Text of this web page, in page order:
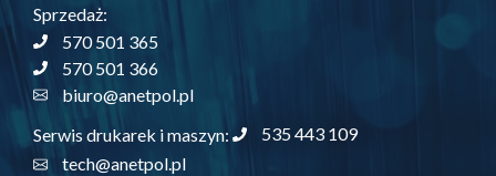
Sprzedaż:
570 501 365
570 501 366
biuro@anetpol.pl
Serwis drukarek i maszyn:
535 443 109
tech@anetpol.pl